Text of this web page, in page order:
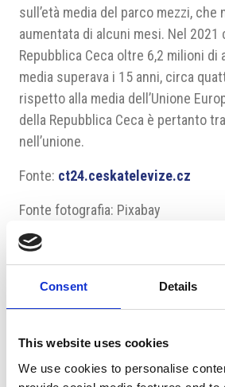
Consent Details
This website uses cookies
We use cookies to personalise
sull’età media del parco mezzi, che
aumentata di alcuni mesi. Nel 2021
Repubblica Ceca oltre 6,2 milioni di
media superava i 15 anni, circa
rispetto alla media dell’Unione
della Repubblica Ceca è pertanto
nell’unione.
Fonte: ct24.ceskatelevize.cz
Fonte fotografia: Pixabay
Suggeriti per te